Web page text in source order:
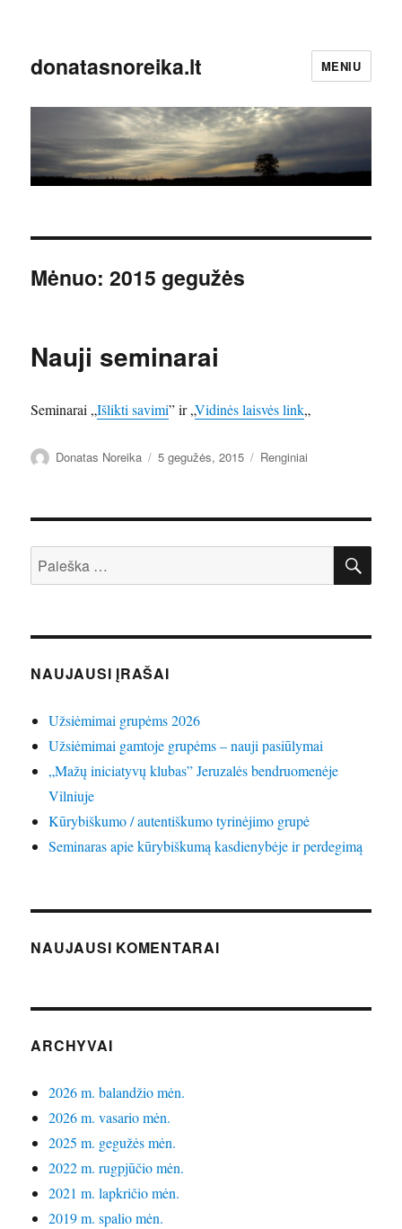
donatasnoreika.lt MENIU
Mėnuo:2015 gegužės
Nauji seminarai
Seminarai „Išlikti savimi” ir „Vidinės laisvės link„
Autorius
Donatas Noreika Paskelbta
5 gegužės, 2015 Kategorijos
Renginiai
Ieškoti:
NAUJAUSI ĮRAŠAI
Užsiėmimai grupėms 2026
Užsiėmimai gamtoje grupėms – nauji pasiūlymai
„Mažų iniciatyvų klubas” Jeruzalės bendruomenėje
Vilniuje
Kūrybiškumo / autentiškumo tyrinėjimo grupė
Seminaras apie kūrybiškumą kasdienybėje ir perdegimą
NAUJAUSI KOMENTARAI
ARCHYVAI
2026 m. balandžio mėn.
2026 m. vasario mėn.
2025 m. gegužės mėn.
2022 m. rugpjūčio mėn.
2021 m. lapkričio mėn.
2019 m. spalio mėn.